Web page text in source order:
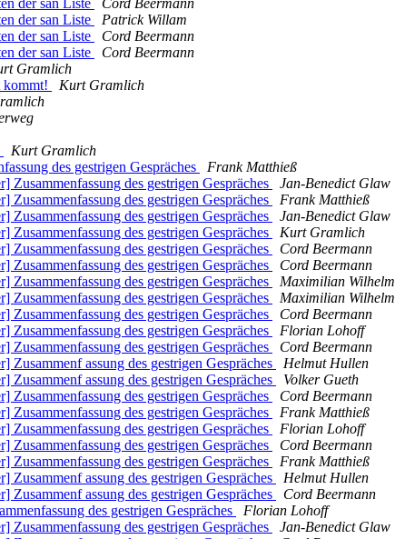
der san Liste
Cord Beermann
der san Liste
Patrick Willam
der san Liste
Cord Beermann
der san Liste
Cord Beermann
Gramlich
kommt!
Kurt Gramlich
Kurt Gramlich
des gestrigen Gespräches
Frank Matthieß
Zusammenfassung des gestrigen Gespräches
Jan-Benedict Glaw
Zusammenfassung des gestrigen Gespräches
Frank Matthieß
Zusammenfassung des gestrigen Gespräches
Jan-Benedict Glaw
Zusammenfassung des gestrigen Gespräches
Kurt Gramlich
Zusammenfassung des gestrigen Gespräches
Cord Beermann
Zusammenfassung des gestrigen Gespräches
Cord Beermann
Zusammenfassung des gestrigen Gespräches
Maximilian Wilhelm
Zusammenfassung des gestrigen Gespräches
Maximilian Wilhelm
Zusammenfassung des gestrigen Gespräches
Cord Beermann
Zusammenfassung des gestrigen Gespräches
Florian Lohoff
Zusammenfassung des gestrigen Gespräches
Cord Beermann
Zusammenf assung des gestrigen Gespräches
Helmut Hullen
Zusammenf assung des gestrigen Gespräches
Volker Gueth
Zusammenfassung des gestrigen Gespräches
Cord Beermann
Zusammenfassung des gestrigen Gespräches
Frank Matthieß
Zusammenfassung des gestrigen Gespräches
Florian Lohoff
Zusammenfassung des gestrigen Gespräches
Cord Beermann
Zusammenfassung des gestrigen Gespräches
Frank Matthieß
Zusammenf assung des gestrigen Gespräches
Helmut Hullen
Zusammenf assung des gestrigen Gespräches
Cord Beermann
des gestrigen Gespräches
Florian Lohoff
Zusammenfassung des gestrigen Gespräches
Jan-Benedict Glaw